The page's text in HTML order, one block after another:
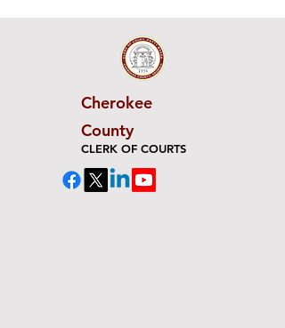
Cherokee
County
CLERK OF COURTS